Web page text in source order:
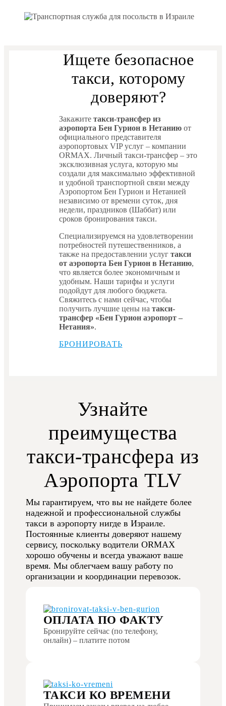
Ищете безопасное
такси, которому
доверяют?
Закажите такси-трансфер из
аэропорта Бен Гурион в Нетаниюот
официального представителя
аэропортовых VIP услуг – компании
ORMAX. Личный такси-трансфер – это
эксклюзивная услуга, которую мы
создали для максимально эффективной
и удобной транспортной связи между
Аэропортом Бен Гурион и Нетанией
независимо от времени суток, дня
недели, праздников (Шаббат) или
сроков бронирования такси.
Специализируемся на удовлетворении
потребностей путешественников, а
также на предоставлении услуг такси
от аэропорта Бен Гурион в Нетанию,
что является более экономичным и
удобным. Наши тарифы и услуги
подойдут для любого бюджета.
Свяжитесь с нами сейчас, чтобы
получить лучшие цены на такси-
трансфер «Бен Гурион аэропорт –
Нетания».
БРОНИРОВАТЬ
Узнайте
преимущества
такси-трансфера из
Аэропорта TLV
Мы гарантируем, что вы не найдете более
надежной и профессиональной службы
такси в аэропорту нигде в Израиле.
Постоянные клиенты доверяют нашему
сервису, поскольку водители ORMAX
хорошо обучены и всегда уважают ваше
время. Мы облегчаем вашу работу по
организации и координации перевозок.
ОПЛАТА ПО ФАКТУ
Бронируйте сейчас (по телефону,
онлайн) – платите потом
ТАКСИ КО ВРЕМЕНИ